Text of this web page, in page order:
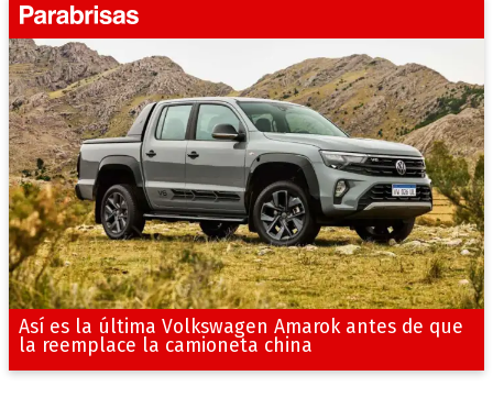
Así es la última Volkswagen Amarok antes de que
la reemplace la camioneta china